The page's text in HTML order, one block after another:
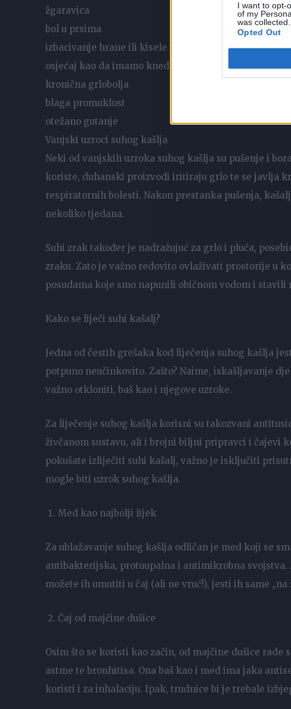
I want to opt-
of my
was collected.
Opted Out
žgaravica
bol u prsima
izbacivanje hrane ili kisele tekućine
osjećaj kao da imamo knedlu u grlu
kronična grlobolja
blaga promuklost
otežano gutanje
Vanjski uzroci suhog kašlja
Neki od vanjskih uzroka suhog kašlja su pušenje i
koriste, duhanski proizvodi iritiraju grlo te se javlja
respiratornih bolesti. Nakon prestanka pušenja,
nekoliko tjedana.
Suhi zrak također je nadražujuć za grlo i pluća,
zraku. Zato je važno redovito ovlaživati prostorije u
posudama koje smo napunili običnom vodom i stavili
Kako se liječi suhi kašalj?
Jedna od čestih grešaka kod liječenja suhog kašlja
potpuno neučinkovito. Zašto? Naime, iskašljavanje
važno otkloniti, baš kao i njegove uzroke.
Za liječenje suhog kašlja korisni su takozvani
živčanom sustavu, ali i brojni biljni pripravci i čajevi
pokušate izliječiti suhi kašalj, važno je isključiti
mogle biti uzrok suhog kašlja.
Med kao najbolji lijek
Za ublažavanje suhog kašlja odličan je med koji se
antibakterijska, protuupalna i antimikrobna
možete ih umutiti u čaj (ali ne vruć!), jesti ih same
Čaj od majčine dušice
Osim što se koristi kao začin, od majčine dušice
astme te bronhitisa. Ona baš kao i med ima jaka
koristi i za inhalaciju. Ipak, trudnice bi je trebale